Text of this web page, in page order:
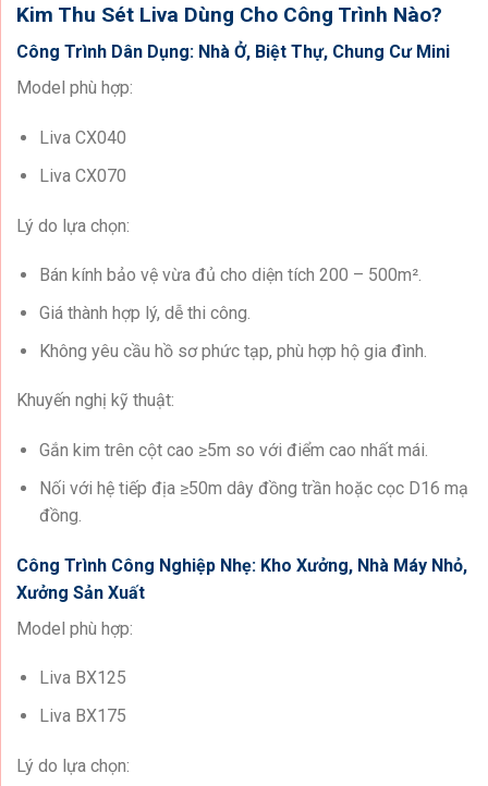
Kim Thu Sét Liva Dùng Cho Công Trình Nào?
Công Trình Dân Dụng: Nhà Ở, Biệt Thự, Chung Cư Mini
Model phù hợp:
Liva CX040
Liva CX070
Lý do lựa chọn:
Bán kính bảo vệ vừa đủ cho diện tích 200 – 500m².
Giá thành hợp lý, dễ thi công.
Không yêu cầu hồ sơ phức tạp, phù hợp hộ gia đình.
Khuyến nghị kỹ thuật:
Gắn kim trên cột cao ≥5m so với điểm cao nhất mái.
Nối với hệ tiếp địa ≥50m dây đồng trần hoặc cọc D16 mạ
đồng.
Công Trình Công Nghiệp Nhẹ: Kho Xưởng, Nhà Máy Nhỏ,
Xưởng Sản Xuất
Model phù hợp:
Liva BX125
Liva BX175
Lý do lựa chọn: